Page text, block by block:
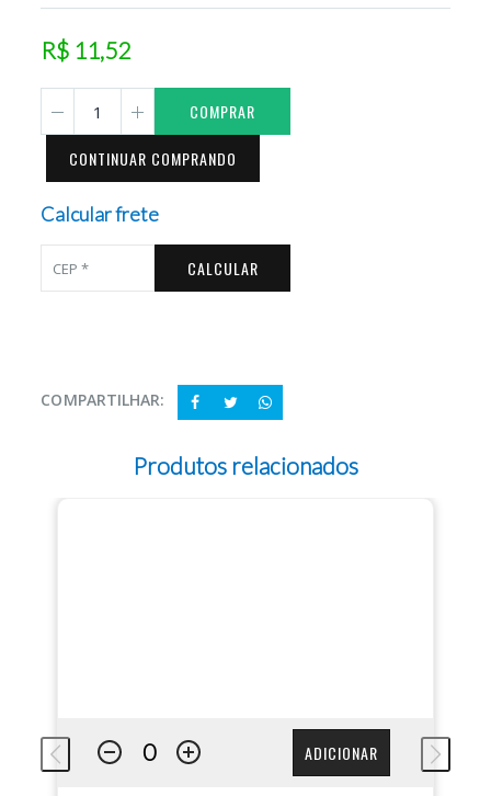
R$ 11,52
COMPRAR
CONTINUAR COMPRANDO
Calcular frete
CALCULAR
COMPARTILHAR:
Produtos relacionados
ADICIONAR